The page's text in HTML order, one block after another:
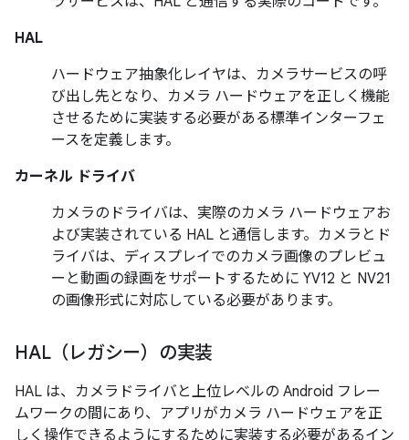
HAL
ハードウェア抽象化レイヤは、カメラサービスの呼
び出し先となり、カメラ ハードウェアを正しく機能
させるために実装する必要がある標準インターフェ
ースを定義します。
カーネル ドライバ
カメラのドライバは、実際のカメラ ハードウェアお
よび実装されている HAL と通信します。カメラとド
ライバは、ディスプレイでのカメラ画像のプレビュ
ーと動画の録画をサポートするために YV12 と NV21
の画像形式に対応している必要があります。
HAL（レガシー）の実装
HAL は、カメラドライバと上位レベルの Android フレー
ムワークの間にあり、アプリがカメラ ハードウェアを正
しく操作できるようにするために実装する必要があるイン